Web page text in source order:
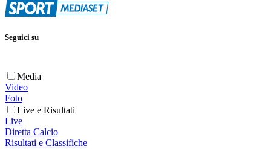
Seguici su
Media
Video
Foto
Live e Risultati
Live
Diretta Calcio
Risultati e Classifiche